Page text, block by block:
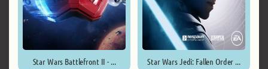
Star Wars Battlefront II - ... Star Wars Jedi: Fallen Order ...